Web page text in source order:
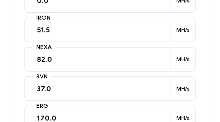
IRON
MH/s
NEXA
MH/s
RVN
MH/s
ERG
MH/s